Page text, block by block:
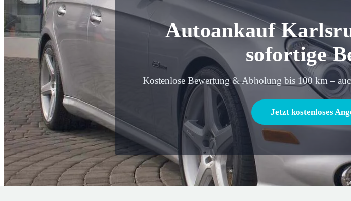
Autoankauf
sofortige
Kostenlose Bewertung & Abholung bis 100 km –
Jetzt kostenloses